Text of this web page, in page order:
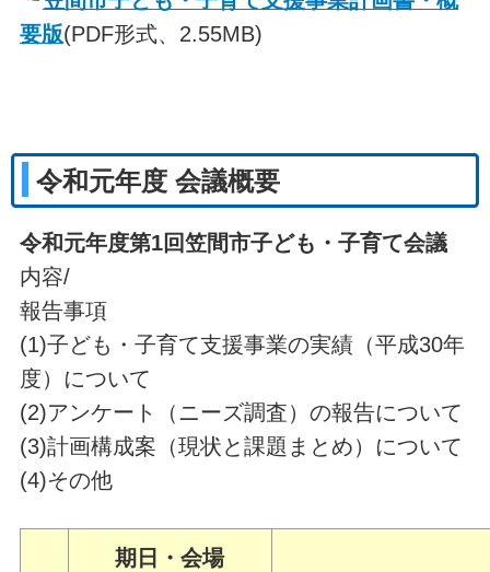
要版(PDF形式、2.55MB)
令和元年度 会議概要
令和元年度第1回笠間市子ども・子育て会議
内容/
報告事項
(1)子ども・子育て支援事業の実績（平成30年
度）について
(2)アンケート（ニーズ調査）の報告について
(3)計画構成案（現状と課題まとめ）について
(4)その他
期日・会場